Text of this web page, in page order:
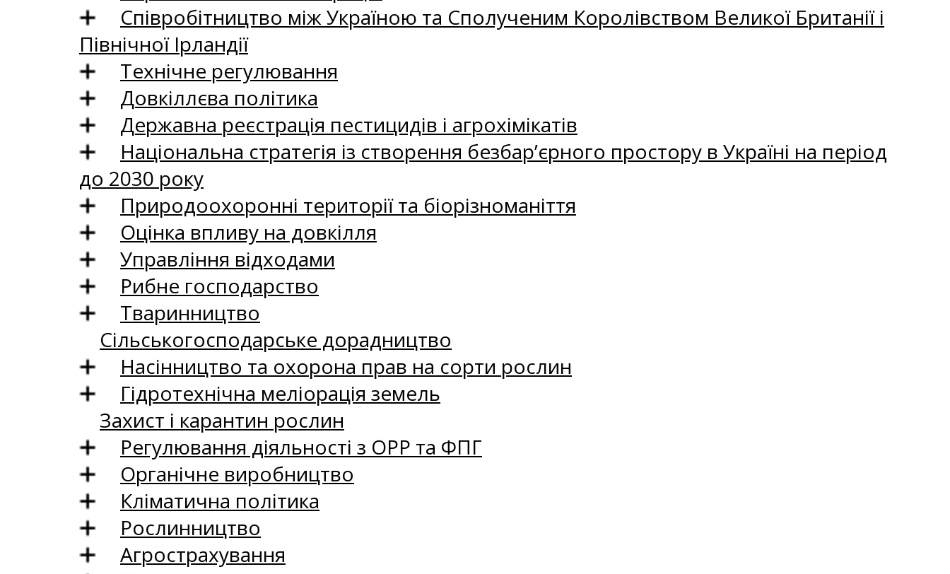
Співробітництво між Україною та Сполученим Королівством Великої Британії і
Північної Ірландії
Технічне регулювання
Довкіллєва політика
Державна реєстрація пестицидів і агрохімікатів
Національна стратегія із створення безбар’єрного простору в Україні на період
до 2030 року
Природоохоронні території та біорізноманіття
Оцінка впливу на довкілля
Управління відходами
Рибне господарство
Тваринництво
Сільськогосподарське дорадництво
Насінництво та охорона прав на сорти рослин
Гідротехнічна меліорація земель
Захист і карантин рослин
Регулювання діяльності з ОРР та ФПГ
Органічне виробництво
Кліматична політика
Рослинництво
Агрострахування